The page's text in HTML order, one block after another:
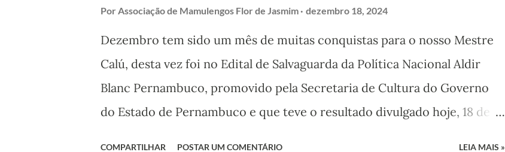
Produtora Áurea) Cacá fez uma apresentação cantando a sua história e
recebeu uma placa referente à homenagem. Apr...
Por Associação de Mamulengos Flor de Jasmim dezembro 18, 2024
Dezembro tem sido um mês de muitas conquistas para o nosso Mestre
Calú, desta vez foi no Edital de Salvaguarda da Política Nacional Aldir
Blanc Pernambuco, promovido pela Secretaria de Cultura do Governo
do Estado de Pernambuco e que teve o resultado divulgado hoje, 18 de
COMPARTILHAR POSTAR UM COMENTÁRIO LEIA MAIS »